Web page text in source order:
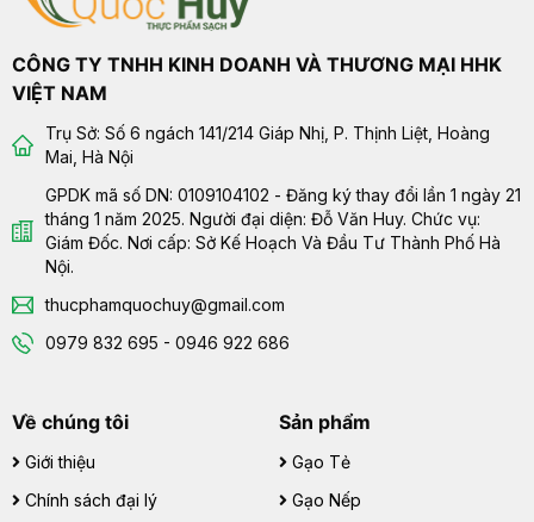
CÔNG TY TNHH KINH DOANH VÀ THƯƠNG MẠI HHK
VIỆT NAM
Trụ Sở: Số 6 ngách 141/214 Giáp Nhị, P. Thịnh Liệt, Hoàng
Mai, Hà Nội
GPDK mã số DN: 0109104102 - Đăng ký thay đổi lần 1 ngày 21
tháng 1 năm 2025. Người đại diện: Đỗ Văn Huy. Chức vụ:
Giám Đốc. Nơi cấp: Sở Kế Hoạch Và Đầu Tư Thành Phố Hà
Nội.
thucphamquochuy@gmail.com
0979 832 695 - 0946 922 686
Về chúng tôi
Giới thiệu
Chính sách đại lý
Sản phẩm
Gạo Tẻ
Gạo Nếp